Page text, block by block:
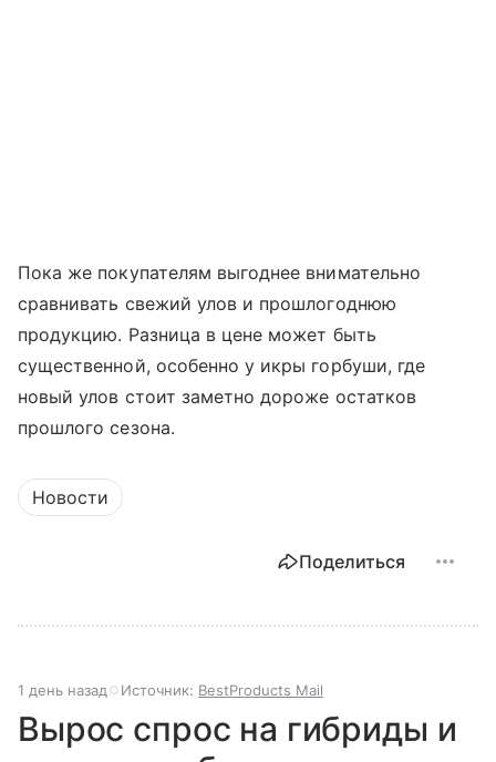
Пока же покупателям выгоднее внимательно
сравнивать свежий улов и прошлогоднюю
продукцию. Разница в цене может быть
существенной, особенно у икры горбуши, где
новый улов стоит заметно дороже остатков
прошлого сезона.
Новости
Поделиться
1 день назад Источник: BestProducts Mail
Вырос спрос на гибриды и